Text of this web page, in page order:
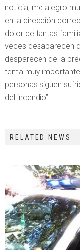
noticia, me alegro
en la dirección
dolor de tantas
veces desaparecen
desparecen de la
tema muy
personas siguen
del incendio”.
RELATED NEWS